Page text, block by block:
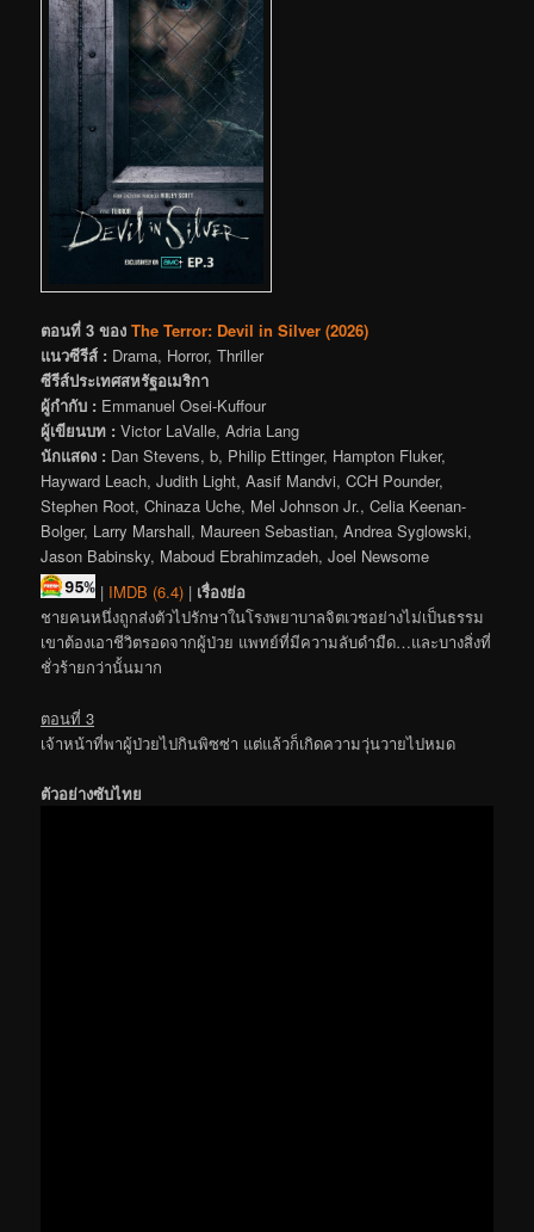
ตอนที่ 3 ของ The Terror: Devil in Silver (2026)
แนวซีรีส์ : Drama, Horror, Thriller
ซีรีส์ประเทศสหรัฐอเมริกา
ผู้กำกับ : Emmanuel Osei-Kuffour
ผู้เขียนบท : Victor LaValle, Adria Lang
นักแสดง : Dan Stevens, b, Philip Ettinger, Hampton Fluker,
Hayward Leach, Judith Light, Aasif Mandvi, CCH Pounder,
Stephen Root, Chinaza Uche, Mel Johnson Jr., Celia Keenan-
Bolger, Larry Marshall, Maureen Sebastian, Andrea Syglowski,
Jason Babinsky, Maboud Ebrahimzadeh, Joel Newsome
| IMDB (6.4)| เรื่องย่อ
ชายคนหนึ่งถูกส่งตัวไปรักษาในโรงพยาบาลจิตเวชอย่างไม่เป็นธรรม
เขาต้องเอาชีวิตรอดจากผู้ป่วย แพทย์ที่มีความลับดำมืด…และบางสิ่งที่
ชั่วร้ายกว่านั้นมาก
ตอนที่ 3
เจ้าหน้าที่พาผู้ป่วยไปกินพิซซ่า แต่แล้วก็เกิดความวุ่นวายไปหมด
ตัวอย่างซับไทย